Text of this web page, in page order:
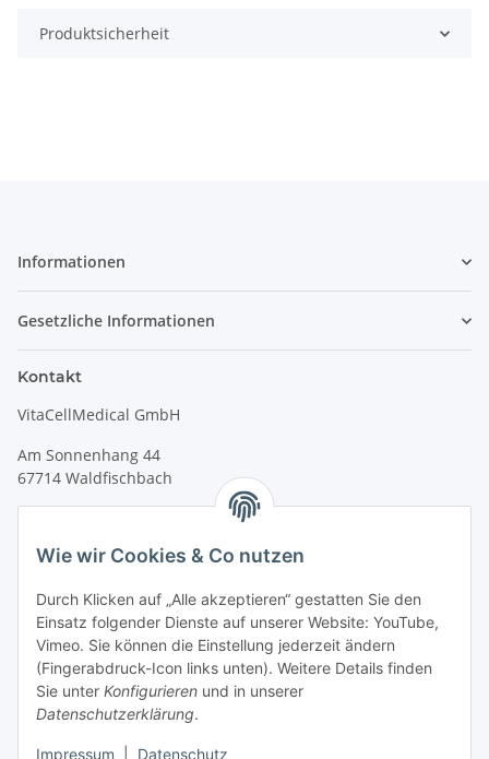
Wie wir Cookies & Co nutzen
Durch Klicken auf „Alle akzeptieren“ gestatten Sie den
Einsatz folgender Dienste auf unserer Website: YouTube,
Vimeo. Sie können die Einstellung jederzeit ändern
(Fingerabdruck-Icon links unten). Weitere Details finden
Sie unter Konfigurieren und in unserer
Datenschutzerklärung.
Impressum Datenschutz
Produktsicherheit
Informationen
Gesetzliche Informationen
Kontakt
VitaCellMedical GmbH
Am Sonnenhang 44
67714 Waldfischbach
info@vitacellmedical.com
Erreichbarkeit
Mo – Fr 08:00 Uhr – 17:00 Uhr
Außerhalb dieser Zeit unterinfo@vitacellmedical.com
Sie möchten, dass wir Sie besuchen?